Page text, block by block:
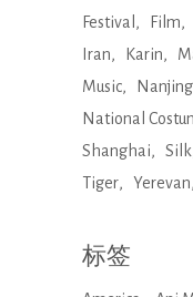
Festival
Film
Iran
Karin
Music
Nanjing
National
Shanghai
Silk
Tiger
Yerevan
标签